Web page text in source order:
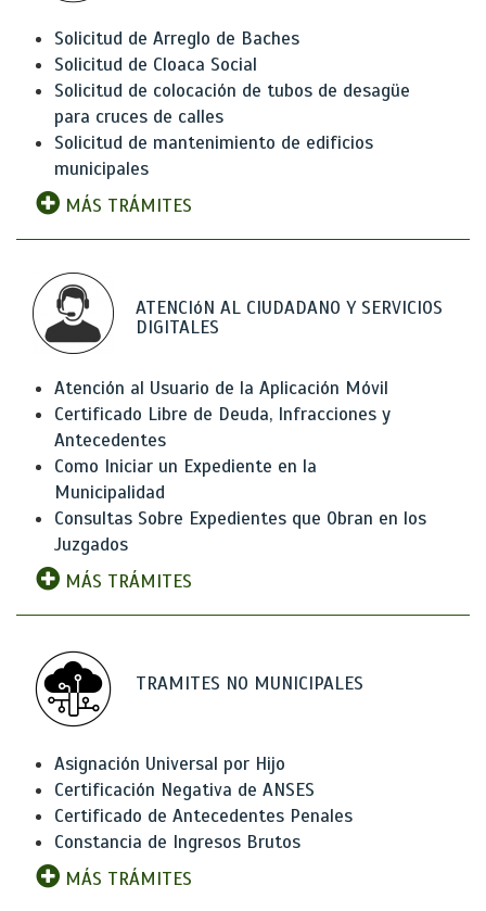
Solicitud de Arreglo de Baches
Solicitud de Cloaca Social
Solicitud de colocación de tubos de desagüe
para cruces de calles
Solicitud de mantenimiento de edificios
municipales
MÁS TRÁMITES
ATENCIóN AL CIUDADANO Y SERVICIOS
DIGITALES
Atención al Usuario de la Aplicación Móvil
Certificado Libre de Deuda, Infracciones y
Antecedentes
Como Iniciar un Expediente en la
Municipalidad
Consultas Sobre Expedientes que Obran en los
Juzgados
MÁS TRÁMITES
TRAMITES NO MUNICIPALES
Asignación Universal por Hijo
Certificación Negativa de ANSES
Certificado de Antecedentes Penales
Constancia de Ingresos Brutos
MÁS TRÁMITES